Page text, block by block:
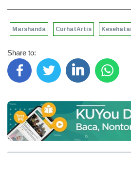
Marshanda CurhatArtis
Share to: